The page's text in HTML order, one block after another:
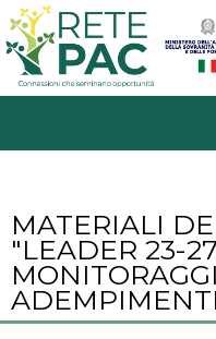
MATERIALI
"LEADER 23-